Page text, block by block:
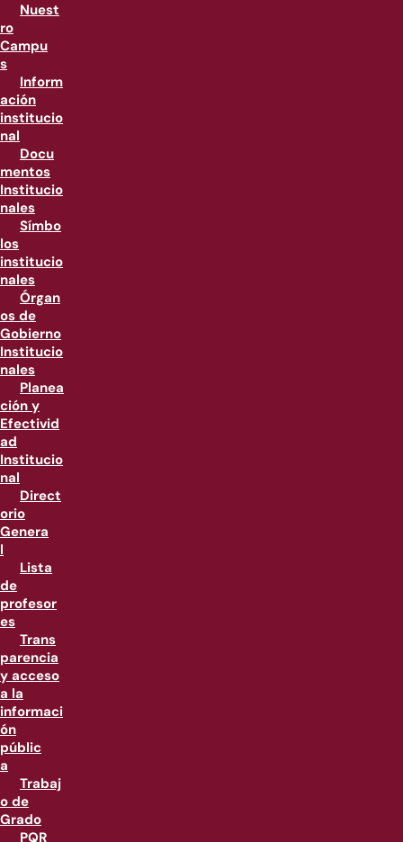
Nuest
ro
Campu
s
Inform
ación
institucio
nal
Docu
mentos
Institucio
nales
Símbo
los
institucio
nales
Órgan
os de
Gobierno
Institucio
nales
Planea
ción y
Efectivid
ad
Institucio
nal
Direct
orio
Genera
l
Lista
de
profesor
es
Trans
parencia
y acceso
a la
informaci
ón
públic
a
Trabaj
o de
Grado
PQR